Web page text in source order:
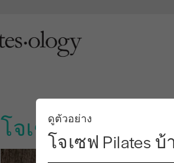
โจเซฟ Pilates บ้
ดูตัวอย่าง
โจเซฟ Pilates